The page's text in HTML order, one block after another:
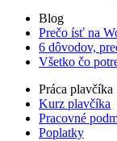
Blog
Prečo ísť na
6 dôvodov,
Všetko čo
Práca plavčíka
Kurz plavčíka
Pracovné
Poplatky